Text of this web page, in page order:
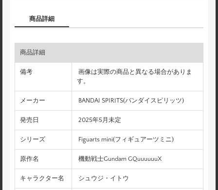
商品詳細
商品詳細
備考
画像は実際の商品と異なる場合がありま
す。
メーカー BANDAI SPIRITS(バンダイスピリッツ)
発売日 2025年5月未定
シリーズ Figuarts mini(フィギュアーツミニ)
原作名 機動戦士Gundam GQuuuuuuX
キャラクター名 シュウジ・イトウ